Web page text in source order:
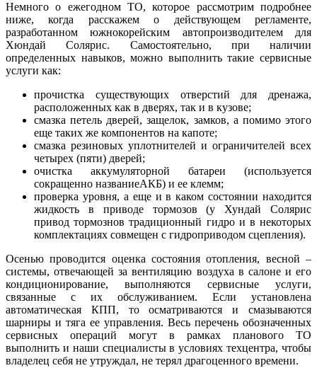
Немного о ежегодном ТО, которое рассмотрим подробнее
ниже, когда расскажем о действующем регламенте,
разработанном южнокорейским автопроизводителем для
Хюндай Солярис. Самостоятельно, при наличии
определенных навыков, можно выполнить такие сервисные
услуги как:
прочистка существующих отверстий для дренажа,
расположенных как в дверях, так и в кузове;
смазка петель дверей, защелок, замков, а помимо этого
еще таких же компонентов на капоте;
смазка резиновых уплотнителей и ограничителей всех
четырех (пяти) дверей;
очистка аккумуляторной батареи (используется
сокращенно названиеАКБ) и ее клемм;
проверка уровня, а еще и в каком состоянии находится
жидкость в приводе тормозов (у Хундай Солярис
привод тормознов традиционный гидро и в некоторых
комплектациях совмещен с гидроприводом сцепления).
Осенью проводится оценка состояния отопления, весной –
системы, отвечающей за вентиляцию воздуха в салоне и его
кондиционирование, выполняются сервисные услуги,
связанные с их обслуживанием. Если установлена
автоматическая КПП, то осматриваются и смазываются
шарниры и тяга ее управления. Весь перечень обозначенных
сервисных операций могут в рамках планового ТО
выполнить и наши специалисты в условиях техцентра, чтобы
владелец себя не утруждал, не терял драгоценного времени.